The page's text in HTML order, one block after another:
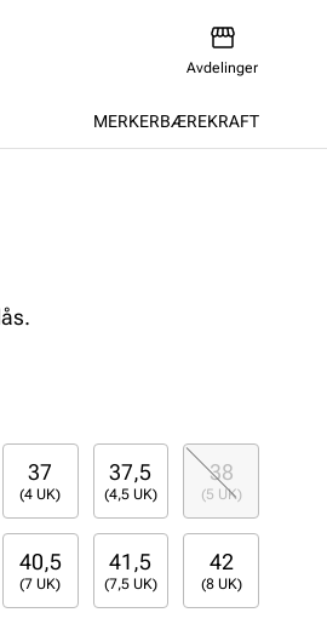
Avdelinger
MERKERBÆREKRAFT
37
(4 UK)
37,5
(4,5 UK)
38
(5 UK)
40,5
(7 UK)
41,5
(7,5 UK)
42
(8 UK)